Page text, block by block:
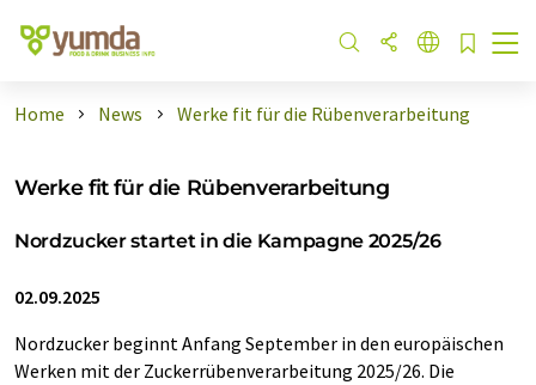
Home News Werke fit für die Rübenverarbeitung
Werke fit für die Rübenverarbeitung
Nordzucker startet in die Kampagne 2025/26
02.09.2025
Nordzucker beginnt Anfang September in den europäischen
Werken mit der Zuckerrübenverarbeitung 2025/26. Die